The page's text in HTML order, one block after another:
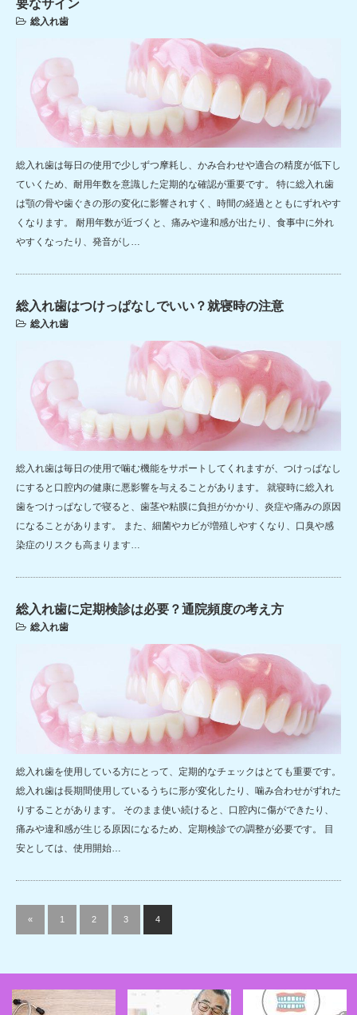
要なサイン
総入れ歯
総入れ歯は毎日の使用で少しずつ摩耗し、かみ合わせや適合の精度が低下し
ていくため、耐用年数を意識した定期的な確認が重要です。 特に総入れ歯
は顎の骨や歯ぐきの形の変化に影響されすく、時間の経過とともにずれやす
くなります。 耐用年数が近づくと、痛みや違和感が出たり、食事中に外れ
やすくなったり、発音がし…
総入れ歯はつけっぱなしでいい？就寝時の注意
総入れ歯
総入れ歯は毎日の使用で噛む機能をサポートしてくれますが、つけっぱなし
にすると口腔内の健康に悪影響を与えることがあります。 就寝時に総入れ
歯をつけっぱなしで寝ると、歯茎や粘膜に負担がかかり、炎症や痛みの原因
になることがあります。 また、細菌やカビが増殖しやすくなり、口臭や感
染症のリスクも高まります…
総入れ歯に定期検診は必要？通院頻度の考え方
総入れ歯
総入れ歯を使用している方にとって、定期的なチェックはとても重要です。
総入れ歯は長期間使用しているうちに形が変化したり、噛み合わせがずれた
りすることがあります。 そのまま使い続けると、口腔内に傷ができたり、
痛みや違和感が生じる原因になるため、定期検診での調整が必要です。 目
安としては、使用開始…
« 1 2 3 4